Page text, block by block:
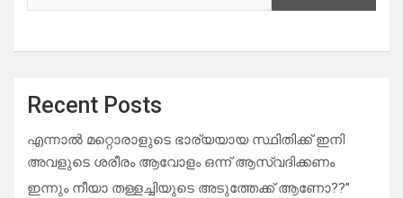
Recent Posts
എന്നാൽ മറ്റൊരാളുടെ ഭാര്യയായ സ്ഥിതിക്ക് ഇനി
അവളുടെ ശരീരം ആവോളം ഒന്ന് ആസ്വദിക്കണം
ഇന്നും നീയാ തള്ളച്ചിയുടെ അടുത്തേക്ക് ആണോ??”